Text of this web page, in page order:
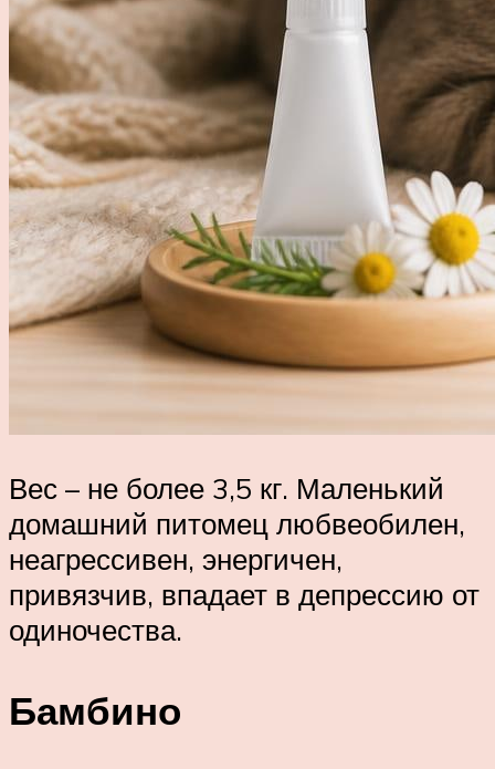
Вес – не более 3,5 кг. Маленький
домашний питомец любвеобилен,
неагрессивен, энергичен,
привязчив, впадает в депрессию от
одиночества.
Бамбино